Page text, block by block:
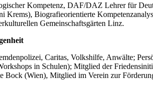
Kompetenz, DAF/DAZ Lehrer für
Krems), Biografieorientierte
Gemeinschaftsgärten Linz.
Caritas, Volkshilfe, Anwälte;
in Schulen); Mitglied der
Bock (Wien), Mitglied im Verein zur